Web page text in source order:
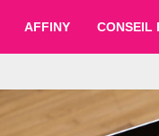
AFFINY CONSEIL